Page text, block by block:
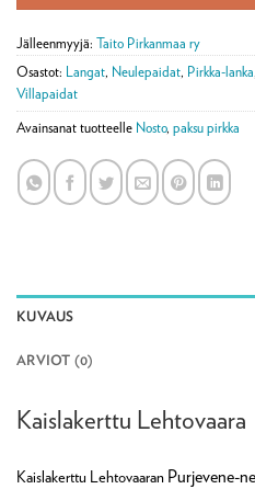
Jälleenmyyjä: Taito Pirkanmaa ry
Osastot: Langat, Neulepaidat, Pirkka-lanka,
Villapaidat
Avainsanat tuotteelle Nosto, paksu pirkka
KUVAUS
ARVIOT (0)
Kaislakerttu Lehtovaara
Kaislakerttu Lehtovaaran Purjevene-